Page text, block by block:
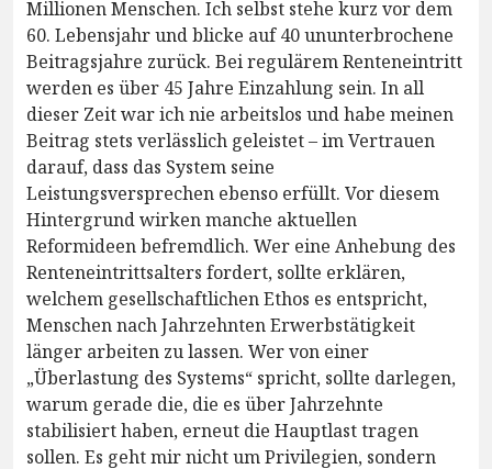
Millionen Menschen. Ich selbst stehe kurz vor dem
60. Lebensjahr und blicke auf 40 ununterbrochene
Beitragsjahre zurück. Bei regulärem Renteneintritt
werden es über 45 Jahre Einzahlung sein. In all
dieser Zeit war ich nie arbeitslos und habe meinen
Beitrag stets verlässlich geleistet – im Vertrauen
darauf, dass das System seine
Leistungsversprechen ebenso erfüllt. Vor diesem
Hintergrund wirken manche aktuellen
Reformideen befremdlich. Wer eine Anhebung des
Renteneintrittsalters fordert, sollte erklären,
welchem gesellschaftlichen Ethos es entspricht,
Menschen nach Jahrzehnten Erwerbstätigkeit
länger arbeiten zu lassen. Wer von einer
„Überlastung des Systems“ spricht, sollte darlegen,
warum gerade die, die es über Jahrzehnte
stabilisiert haben, erneut die Hauptlast tragen
sollen. Es geht mir nicht um Privilegien, sondern